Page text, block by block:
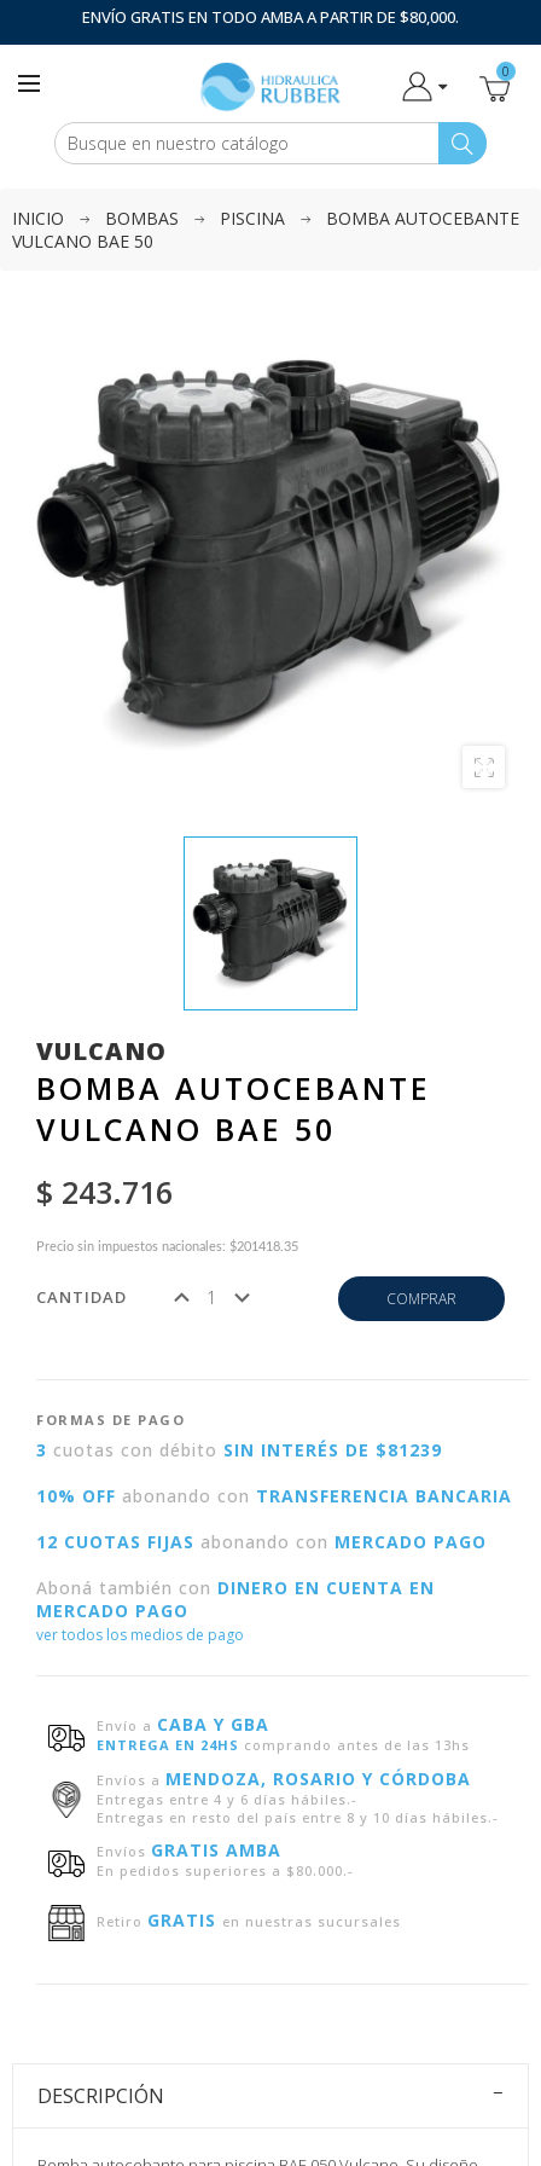
ENVÍO GRATIS EN TODO AMBA A PARTIR DE $80,000.
0
INICIO BOMBAS PISCINA
BOMBA AUTOCEBANTE
VULCANO BAE 50
VULCANO
BOMBA AUTOCEBANTE
VULCANO BAE 50
$ 243.716
Precio sin impuestos nacionales: $201418.35
CANTIDAD COMPRAR
FORMAS DE PAGO
3 cuotas con débito SIN INTERÉS DE $81239
10% OFF abonando con TRANSFERENCIA BANCARIA
12 CUOTAS FIJAS abonando con MERCADO PAGO
Aboná también con DINERO EN CUENTA EN
MERCADO PAGO
ver todos los medios de pago
Envío a CABA Y GBA
ENTREGA EN 24HS comprando antes de las 13hs
Envíos a MENDOZA, ROSARIO Y CÓRDOBA
Entregas entre 4 y 6 días hábiles.-
Entregas en resto del país entre 8 y 10 días hábiles.-
Envíos GRATIS AMBA
En pedidos superiores a $80.000.-
Retiro GRATIS en nuestras sucursales
DESCRIPCIÓN